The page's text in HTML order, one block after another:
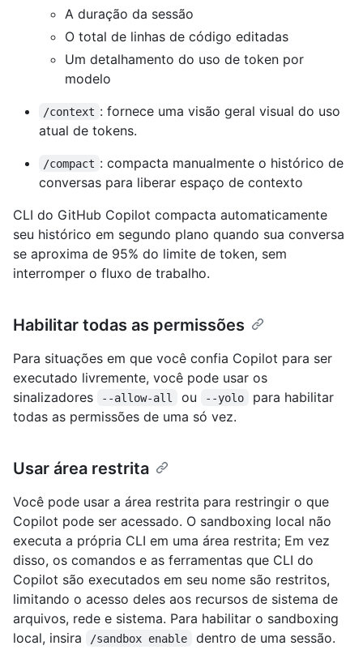
A duração da sessão
O total de linhas de código editadas
Um detalhamento do uso de token por
modelo
/context : fornece uma visão geral visual do uso
atual de tokens.
/compact : compacta manualmente o histórico de
conversas para liberar espaço de contexto
CLI do GitHub Copilot compacta automaticamente
seu histórico em segundo plano quando sua conversa
se aproxima de 95% do limite de token, sem
interromper o fluxo de trabalho.
Habilitar todas as permissões
Para situações em que você confia Copilot para ser
executado livremente, você pode usar os
sinalizadores
--allow-all ou --yolo
para habilitar
todas as permissões de uma só vez.
Usar área restrita
Você pode usar a área restrita para restringir o que
Copilot pode ser acessado. O sandboxing local não
executa a própria CLI em uma área restrita; Em vez
disso, os comandos e as ferramentas que CLI do
Copilot são executados em seu nome são restritos,
limitando o acesso deles aos recursos de sistema de
arquivos, rede e sistema. Para habilitar o sandboxing
local, insira
/sandbox enable
dentro de uma sessão.